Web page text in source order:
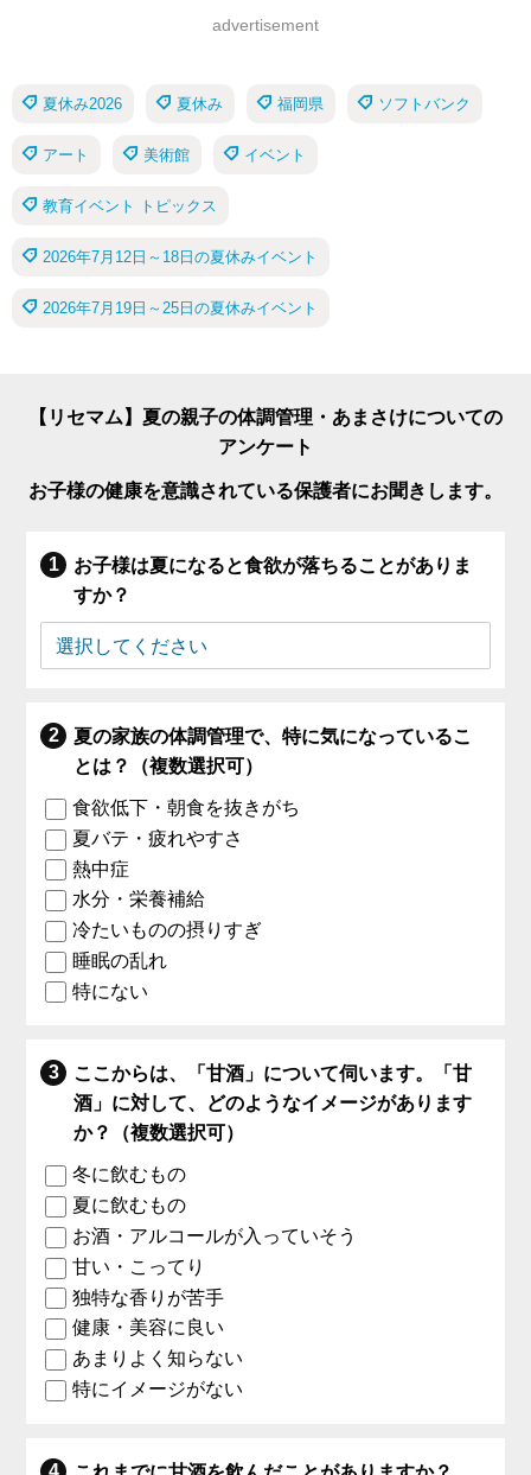
advertisement
夏休み2026 夏休み 福岡県 ソフトバンク
アート 美術館 イベント
教育イベント トピックス
2026年7月12日～18日の夏休みイベント
2026年7月19日～25日の夏休みイベント
【リセマム】夏の親子の体調管理・あまさけについての
アンケート
お子様の健康を意識されている保護者にお聞きします。
お子様は夏になると食欲が落ちることがありま
すか？
夏の家族の体調管理で、特に気になっているこ
とは？（複数選択可）
食欲低下・朝食を抜きがち
夏バテ・疲れやすさ
熱中症
水分・栄養補給
冷たいものの摂りすぎ
睡眠の乱れ
特にない
ここからは、「甘酒」について伺います。「甘
酒」に対して、どのようなイメージがあります
か？（複数選択可）
冬に飲むもの
夏に飲むもの
お酒・アルコールが入っていそう
甘い・こってり
独特な香りが苦手
健康・美容に良い
あまりよく知らない
特にイメージがない